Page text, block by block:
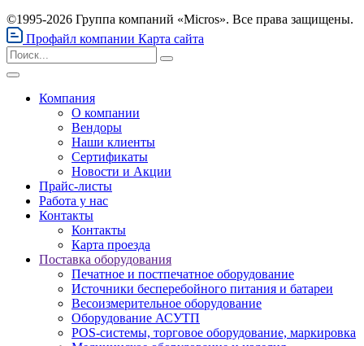
©1995-2026 Группа компаний «Micros». Все права защищены.
Профайл компании Карта сайта
Компания
О компании
Вендоры
Наши клиенты
Сертификаты
Новости и Акции
Прайс-листы
Работа у нас
Контакты
Контакты
Карта проезда
Поставка оборудования
Печатное и постпечатное оборудование
Источники бесперебойного питания и батареи
Весоизмерительное оборудование
Оборудование АСУТП
POS-системы, торговое оборудование, маркировка